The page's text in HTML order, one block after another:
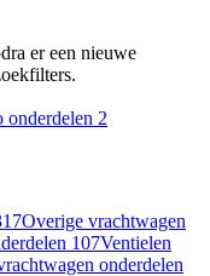
er een nieuwe
onderdelen 2
Overige vrachtwagen
107Ventielen
onderdelen